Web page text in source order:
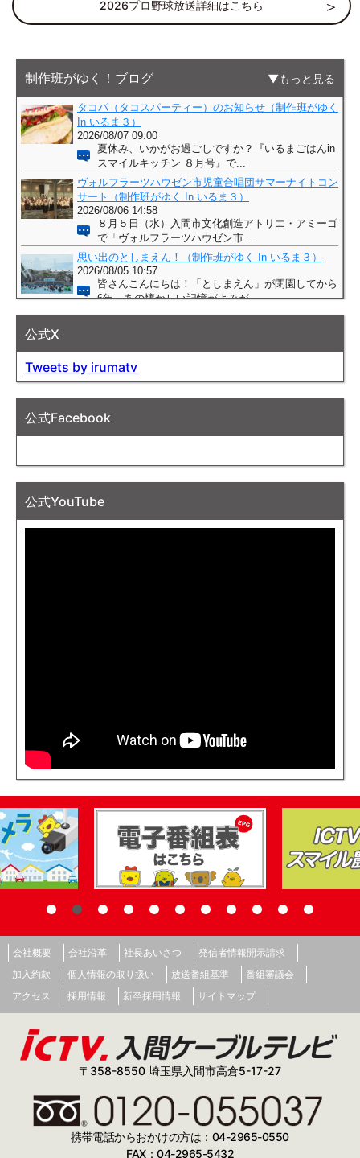
2026プロ野球放送詳細はこちら
制作班がゆく！ブログ もっと見る
公式X
Tweets by irumatv
公式Facebook
公式YouTube
会社概要 会社沿革 社長あいさつ
発信者情報開示請求
加入約款
個人情報の取り扱い 放送番組基準
番組審議会
アクセス
採用情報 新卒採用情報 サイトマップ
〒358-8550 埼玉県入間市高倉5-17-27
携帯電話からおかけの方は：04-2965-0550
FAX：04-2965-5432